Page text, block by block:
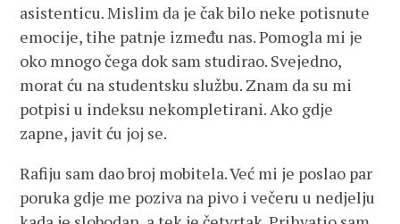
asistenticu. Mislim da je čak bilo neke potisnute
emocije, tihe patnje između nas. Pomogla mi je
oko mnogo čega dok sam studirao. Svejedno,
morat ću na studentsku službu. Znam da su mi
potpisi u indeksu nekompletirani. Ako gdje
zapne, javit ću joj se.
Rafiju sam dao broj mobitela. Već mi je poslao par
poruka gdje me poziva na pivo i večeru u nedjelju